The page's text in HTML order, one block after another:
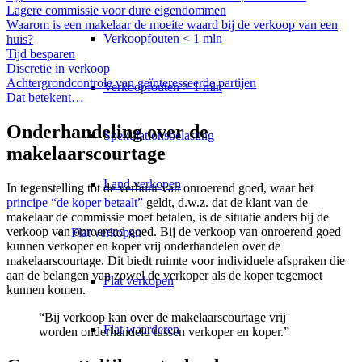
Verkoopfouten < 1 mln
Verkoopfouten > 1 mln
Spekulationsbelasting
Land verkopen
Flatverkopen
Flat verkopen
Flat waarderen
Lagere commissie voor dure eigendommen
Waarom is een makelaar de moeite waard bij de verkoop van een
huis?
Tijd besparen
Discretie in verkoop
Achtergrondcontrole van geïnteresseerde partijen
Dat betekent…
Onderhandeling over de
makelaarscourtage
In tegenstelling tot de verhuur van onroerend goed, waar het
principe “de koper betaalt” geldt, d.w.z. dat de klant van de
makelaar de commissie moet betalen, is de situatie anders bij de
verkoop van onroerend goed. Bij de verkoop van onroerend goed
kunnen verkoper en koper vrij onderhandelen over de
makelaarscourtage. Dit biedt ruimte voor individuele afspraken die
aan de belangen van zowel de verkoper als de koper tegemoet
kunnen komen.
“Bij verkoop kan over de makelaarscourtage vrij
worden onderhandeld tussen verkoper en koper.”